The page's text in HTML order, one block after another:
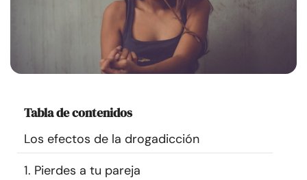
Comunidad
Encuentra un terapeuta
Tabla de contenidos
Los efectos de la drogadicción
1. Pierdes a tu pareja